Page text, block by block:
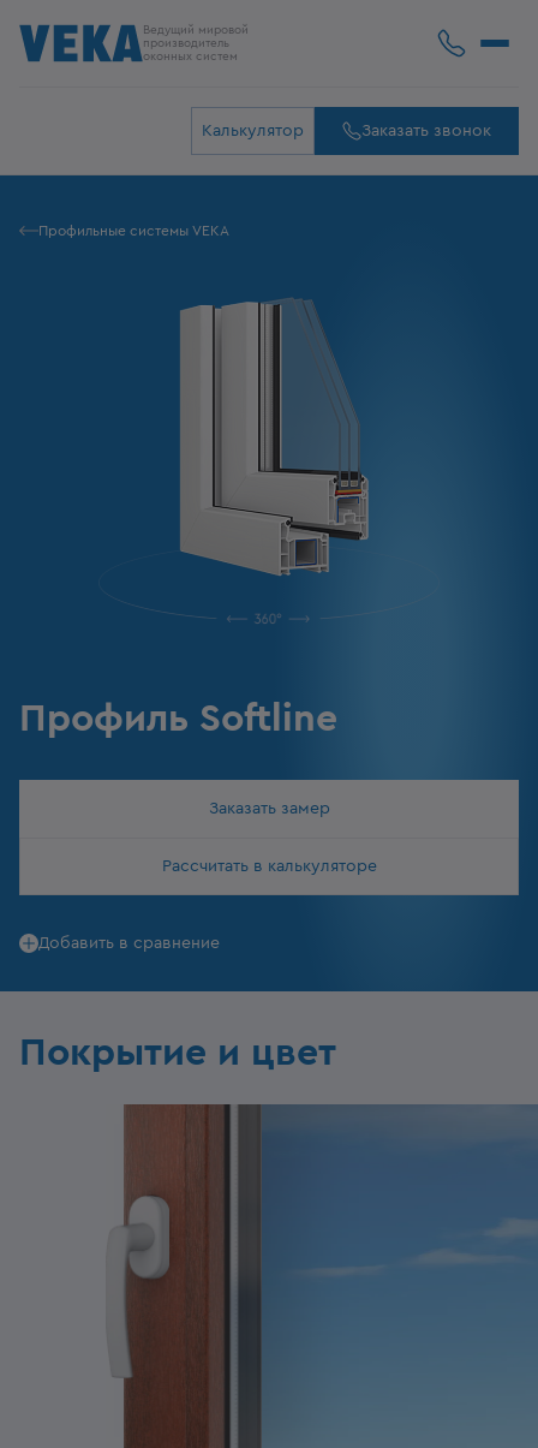
Ведущий мировой
производитель
оконных систем
Калькулятор Заказать звонок
Профильные системы VEKA
Профиль Softline
Заказать замер
Рассчитать в калькуляторе
Добавить в сравнение
Покрытие и цвет